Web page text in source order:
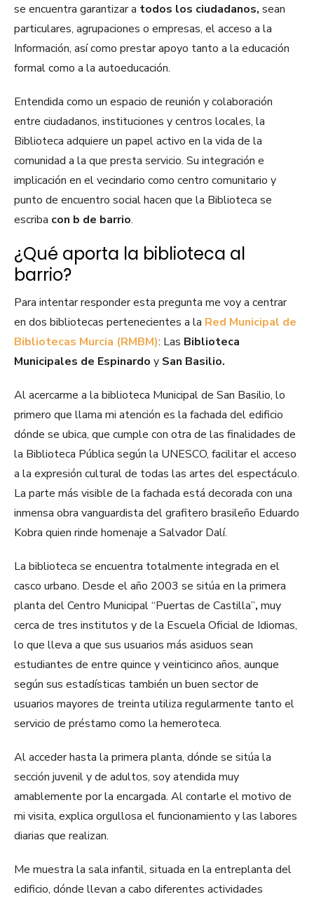
se encuentra garantizar a todos los ciudadanos, sean
particulares, agrupaciones o empresas, el acceso a la
Información, así como prestar apoyo tanto a la educación
formal como a la autoeducación.
Entendida como un espacio de reunión y colaboración
entre ciudadanos, instituciones y centros locales, la
Biblioteca adquiere un papel activo en la vida de la
comunidad a la que presta servicio. Su integración e
implicación en el vecindario como centro comunitario y
punto de encuentro social hacen que la Biblioteca se
escriba con b de barrio.
¿Qué aporta la biblioteca al
barrio?
Para intentar responder esta pregunta me voy a centrar
en dos bibliotecas pertenecientes a la Red Municipal de
Bibliotecas Murcia (RMBM): Las Biblioteca
Municipales de Espinardo y San Basilio.
Al acercarme a la biblioteca Municipal de San Basilio, lo
primero que llama mi atención es la fachada del edificio
dónde se ubica, que cumple con otra de las finalidades de
la Biblioteca Pública según la UNESCO, facilitar el acceso
a la expresión cultural de todas las artes del espectáculo.
La parte más visible de la fachada está decorada con una
inmensa obra vanguardista delgrafitero brasileño Eduardo
Kobra quien rinde homenaje a Salvador Dalí.
La biblioteca se encuentra totalmente integrada en el
casco urbano. Desde el año 2003 se sitúa en la primera
planta del Centro Municipal “Puertas de Castilla”, muy
cerca de tres institutos y de la Escuela Oficial de Idiomas,
lo que lleva a que sus usuarios más asiduos sean
estudiantes de entre quince y veinticinco años, aunque
según sus estadísticas también un buen sector de
usuarios mayores de treinta utiliza regularmente tanto el
servicio de préstamo como la hemeroteca.
Al acceder hasta la primera planta, dónde se sitúa la
sección juvenil y de adultos, soy atendida muy
amablemente por la encargada. Al contarle el motivo de
mi visita, explica orgullosa el funcionamiento y las labores
diarias que realizan.
Me muestra la sala infantil, situada en la entreplanta del
edificio, dónde llevan a cabo diferentes actividades